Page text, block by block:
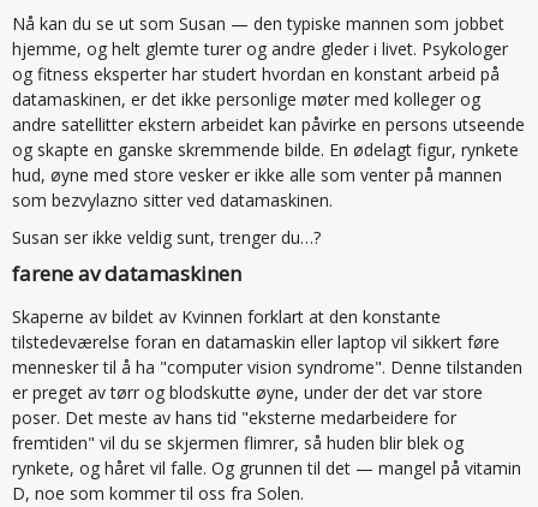
Nå kan du se ut som Susan — den typiske mannen som jobbet
hjemme, og helt glemte turer og andre gleder i livet. Psykologer
og fitness eksperter har studert hvordan en konstant arbeid på
datamaskinen, er det ikke personlige møter med kolleger og
andre satellitter ekstern arbeidet kan påvirke en persons utseende
og skapte en ganske skremmende bilde. En ødelagt figur, rynkete
hud, øyne med store vesker er ikke alle som venter på mannen
som bezvylazno sitter ved datamaskinen.
Susan ser ikke veldig sunt, trenger du…?
farene av datamaskinen
Skaperne av bildet av Kvinnen forklart at den konstante
tilstedeværelse foran en datamaskin eller laptop vil sikkert føre
mennesker til å ha "computer vision syndrome". Denne tilstanden
er preget av tørr og blodskutte øyne, under der det var store
poser. Det meste av hans tid "eksterne medarbeidere for
fremtiden" vil du se skjermen flimrer, så huden blir blek og
rynkete, og håret vil falle. Og grunnen til det — mangel på vitamin
D, noe som kommer til oss fra Solen.